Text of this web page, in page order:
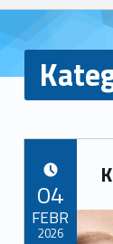
04
FEBR
2026